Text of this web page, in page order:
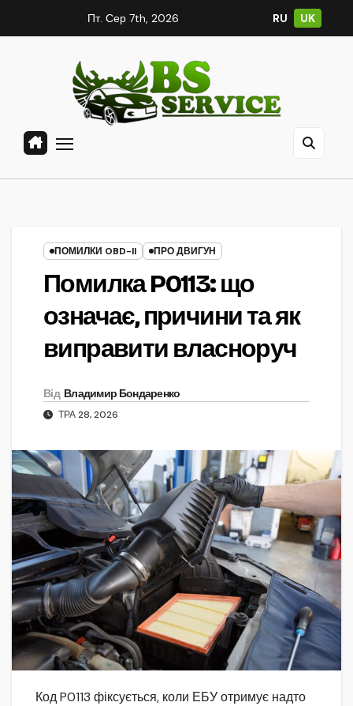
to
Пт. Сер 7th, 2026 RU UK
ПОМИЛКИ OBD-II ПРО ДВИГУН
Помилка P0113: що
означає, причини та як
виправити власноруч
Від Владимир Бондаренко
ТРА 28, 2026
Код P0113 фіксується, коли ЕБУ отримує надто